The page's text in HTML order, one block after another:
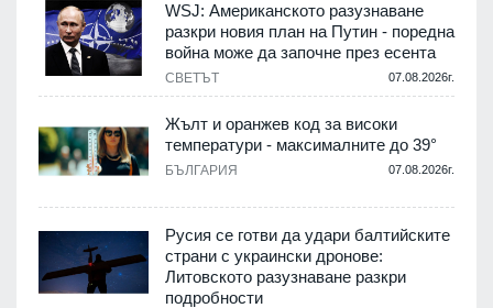
WSJ: Американското разузнаване
разкри новия план на Путин - поредна
война може да започне през есента
СВЕТЪТ 07.08.2026г.
Жълт и оранжев код за високи
температури - максималните до 39°
БЪЛГАРИЯ 07.08.2026г.
Русия се готви да удари балтийските
страни с украински дронове:
Литовското разузнаване разкри
подробности